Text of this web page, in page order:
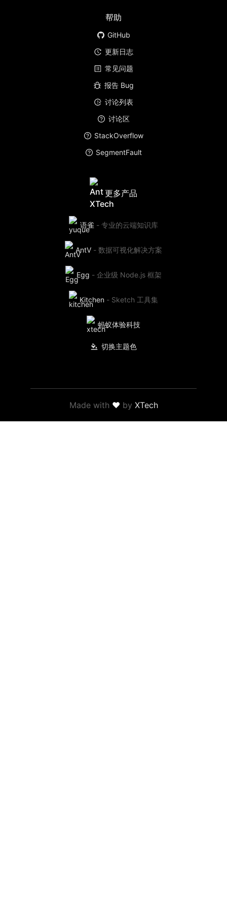
帮助
GitHub
更新日志
常见问题
报告 Bug
讨论列表
讨论区
StackOverflow
SegmentFault
更多产品
语雀 - 专业的云端知识库
AntV - 数据可视化解决方案
Egg - 企业级 Node.js 框架
Kitchen - Sketch 工具集
蚂蚁体验科技
切换主题色
Made with ❤ by XTech